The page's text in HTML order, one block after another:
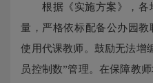
根据《实施方案》，各
量，严格依标配备公办园
使用代课教师。鼓励无法增
员控制数”管理。在保障教